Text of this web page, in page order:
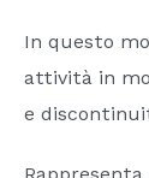
In questo
attività in
e